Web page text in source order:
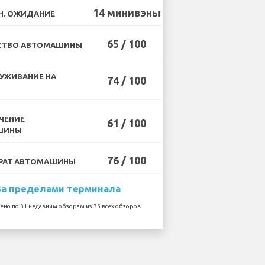
ОЖИДАНИЕ 14 минивэны
АВТОМАШИНЫ 65 / 100
НА
74 / 100
61 / 100
АВТОМАШИНЫ 76 / 100
пределами терминала
по 31 недавним обзорам из 35 всех обзоров.